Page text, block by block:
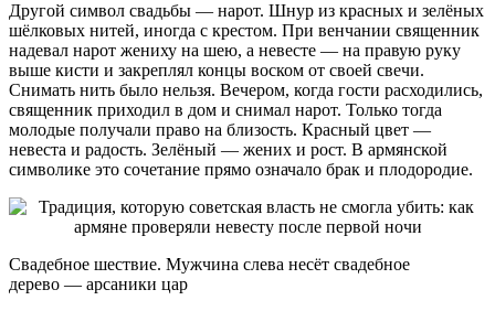
Другой символ свадьбы — нарот. Шнур из красных и зелёных
шёлковых нитей, иногда с крестом. При венчании священник
надевал нарот жениху на шею, а невесте — на правую руку
выше кисти и закреплял концы воском от своей свечи.
Снимать нить было нельзя. Вечером, когда гости расходились,
священник приходил в дом и снимал нарот. Только тогда
молодые получали право на близость. Красный цвет —
невеста и радость. Зелёный — жених и рост. В армянской
символике это сочетание прямо означало брак и плодородие.
Свадебное шествие. Мужчина слева несёт свадебное
дерево — арсаники цар